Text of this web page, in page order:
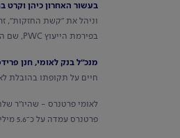
בעשור האחרון כיהן
וניהל את "קשת החזקות",
בפירמת הייעוץ PWC, שם התמחה בייעוץ אסטרטגי ופיננסי בתחום המיזוגים והרכישות. לוקרט תואר ראשון בכלכלה וראיית חשבון ותואר שני במנהל עסקים עם התמחות במימון – שניהם מאוניברסיטת תל אביב.
מנכ"ל בנק לאומי, חנן
חיים על תקופתו בהובלת
לאומי פרטנרס - שהיו"ר
פרטנרס עמדה על כ־5.6 מיליארד שקל והתחייבויות ההשקעה עמדו על כ־1.6 מיליארד שקל. בסה"כ, במהלך 2024 לאומי פרטנרס רשמה רווח של כחצי מיליארד שקל.